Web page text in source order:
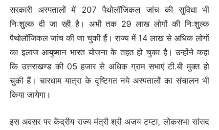
सरकारी अस्पतालों में 207 पैथोलॉजिकल जांच की सुविधा भी
निःशुल्क दी जा रही है। अभी तक 29 लाख लोगों की निःशुल्क
पैथोलॉजिकल जांच की जा चुकी हैं। राज्य में 14 लाख से अधिक लोगों
का इलाज आयुष्मान भारत योजना के तहत हो चुका है। उन्होंने कहा
कि उत्तराखण्ड की 05 हजार से अधिक ग्राम सभाएं टी.बी मुक्त हो
चुकी हैं। चारधाम यात्रा के दृष्टिगत नये अस्पतालों का संचालन भी
किया जायेगा।
इस अवसर पर केंद्रीय राज्य मंत्री श्री अजय टम्टा, लोकसभा सांसद